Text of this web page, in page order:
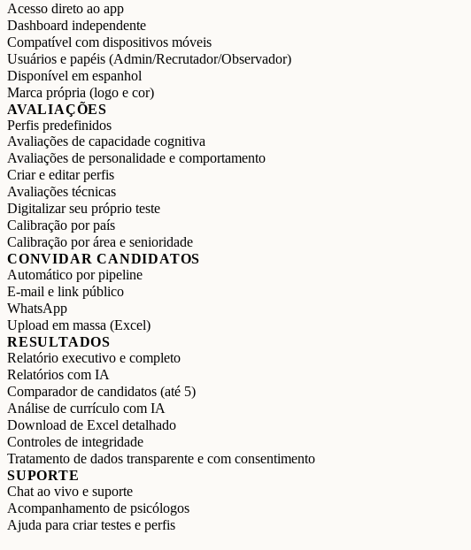
Acesso direto ao app
Dashboard independente
Compatível com dispositivos móveis
Usuários e papéis (Admin/Recrutador/Observador)
Disponível em espanhol
Marca própria (logo e cor)
AVALIAÇÕES
Perfis predefinidos
Avaliações de capacidade cognitiva
Avaliações de personalidade e comportamento
Criar e editar perfis
Avaliações técnicas
Digitalizar seu próprio teste
Calibração por país
Calibração por área e senioridade
CONVIDAR CANDIDATOS
Automático por pipeline
E-mail e link público
WhatsApp
Upload em massa (Excel)
RESULTADOS
Relatório executivo e completo
Relatórios com IA
Comparador de candidatos (até 5)
Análise de currículo com IA
Download de Excel detalhado
Controles de integridade
Tratamento de dados transparente e com consentimento
SUPORTE
Chat ao vivo e suporte
Acompanhamento de psicólogos
Ajuda para criar testes e perfis